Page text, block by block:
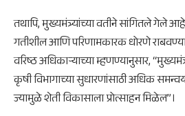
तथापि, मुख्यमंत्र्यांच्या वतीने सांगितले गेले आहे
गतीशील आणि परिणामकारक धोरणे
वरिष्ठ अधिकाऱ्याच्या म्हणण्यानुसार,
कृषी विभागाच्या सुधारणांसाठी अधिक
ज्यामुळे शेती विकासाला प्रोत्साहन मिळेल”।